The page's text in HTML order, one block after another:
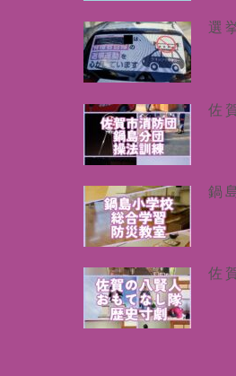
選
佐
鍋
佐